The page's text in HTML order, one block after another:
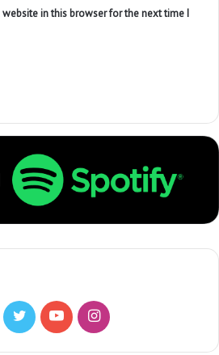
website in this browser for the next time I
T
w
Y
o
I
n